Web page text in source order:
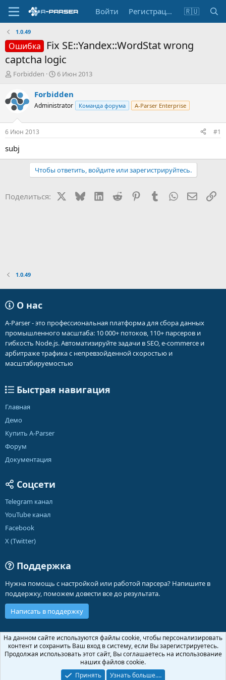
Войти Регистрация 🇷🇺
1.0.49
Ошибка
Fix SE::Yandex::WordStat wrong
captcha logic
А
т
о
р
т
е
м
ы
Forbidden
Д
т
н
а
6 Июн 2013
Forbidden
Administrator Команда форума A-Parser Enterprise
6 Июн 2013 #1
subj
Чтобы ответить, войдите или зарегистрируйтесь.
Поделиться: BlueskyLinkedIn
Reddit PinterestTumblr WhatsApp
1.0.49
О нас
A-Parser - это профессиональная платформа для сбора данных
промышленного масштаба: 10 000+ потоков, 110+ парсеров и
гибкость Node.js. Автоматизируйте задачи в SEO, e-commerce и
арбитраже трафика с непревзойденной скоростью и
масштабируемостью
Быстрая навигация
Главная
Демо
Купить A-Parser
Форум
Документация
Соцсети
Telegram канал
YouTube канал
Facebook
X (Twitter)
Поддержка
Нужна помощь с настройкой или работой парсера? Напишите в
поддержку, поможем довести все до результата.
Написать в поддержку
Russian (RU)
Обратная связь
Условия и правила
Политика конфиденциальности
Помощь
Community platform by XenForo ® © 2010-2026 XenForo Ltd.
На данном сайте используются файлы cookie, чтобы персонализировать
контент и сохранить Ваш вход в систему, если Вы зарегистрируетесь.
Продолжая использовать этот сайт, Вы соглашаетесь на использование
наших файлов cookie.
Принять
Узнать больше.…